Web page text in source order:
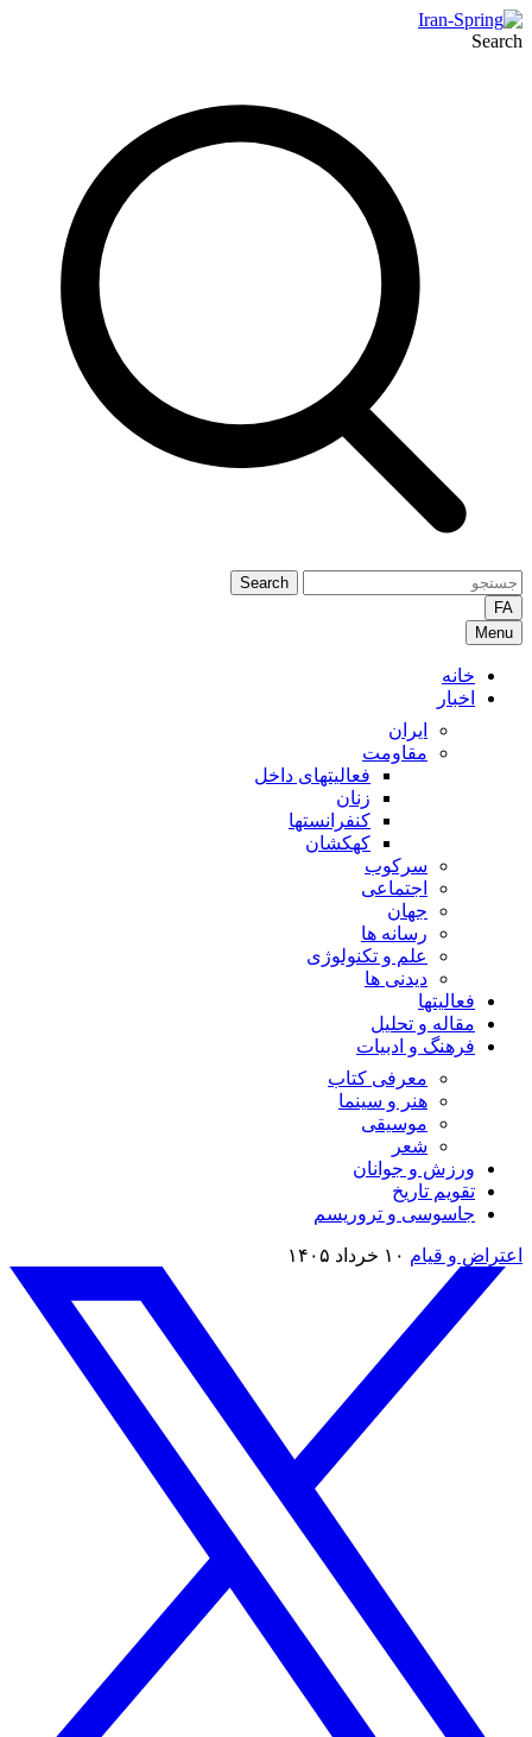
Search
Search
FA
Menu
خانه
اخبار
ایران
مقاومت
فعالیتهای داخل
زنان
کنفرانستها
کهکشان
سرکوب
اجتماعی
جهان
رسانه ها
علم و تکنولوژی
دیدنی ها
فعالیتها
مقاله و تحلیل
فرهنگ و ادبیات
معرفی کتاب
هنر و سینما
موسیقی
شعر
ورزش و جوانان
تقویم تاريخ
جاسوسی و تروریسم
اعتراض و قیام ۱۰ خرداد ۱۴۰۵